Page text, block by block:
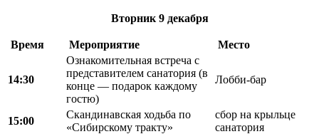
Вторник 9 декабря
Время Мероприятие Место
14:30
Ознакомительная встреча с
представителем санатория (в
конце — подарок каждому
гостю)
Лобби-бар
15:00
Скандинавская ходьба по
«Сибирскому тракту»
сбор на крыльце
санатория